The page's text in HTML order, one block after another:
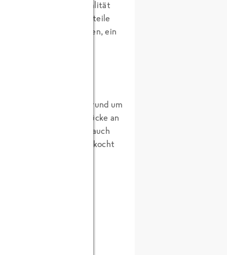
valenzianischen Spezialität
Salz, Hühnchenteile
pürierte Tomaten, ein
Bohnen und etwas
Flamme. Im heißen
Koch hat das Salz rund um
lecker gebräunten Stücke an
Tomaten und Knoblauch
abgelöscht. Es kocht
untergemischt und
meint, nein!